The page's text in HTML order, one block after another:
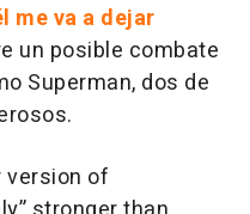
me va a dejar
un posible combate
Superman, dos de
version of